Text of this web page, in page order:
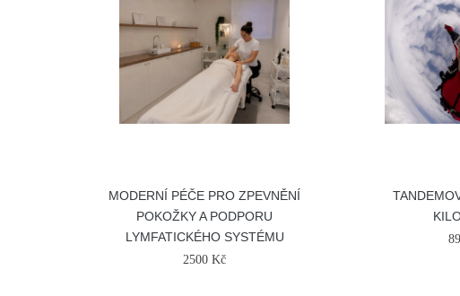
MODERNÍ PÉČE PRO ZPEVNĚNÍ
POKOŽKY A PODPORU
LYMFATICKÉHO SYSTÉMU
2500 Kč